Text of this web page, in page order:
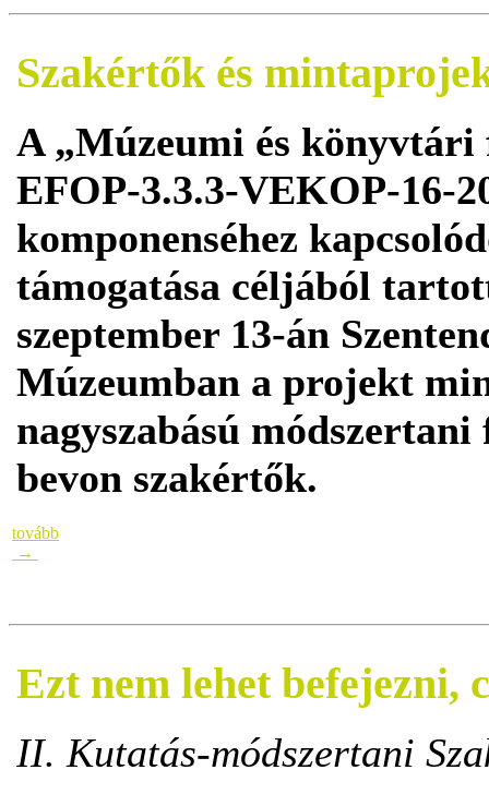
Szakértők és
A „Múzeumi és könyvtári
EFOP-3.3.3-VEKOP-16-
komponenséhez
támogatása céljából
szeptember 13-án
Múzeumban a projekt
nagyszabású
bevon szakértők.
tovább
→
Ezt nem lehet befejezni,
II. Kutatás-módszertani